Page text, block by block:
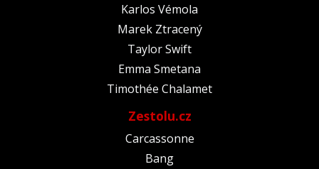
Karlos Vémola
Marek Ztracený
Taylor Swift
Emma Smetana
Timothée Chalamet
Zestolu.cz
Carcassonne
Bang